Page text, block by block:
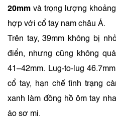
20mm và trọng lượng khoảng
hợp với cổ tay nam châu Á.
Trên tay, 39mm không bị
điển, nhưng cũng không
41–42mm. Lug-to-lug
cổ tay, hạn chế tình trạng
xanh làm đồng hồ ôm tay
áo sơ mi.